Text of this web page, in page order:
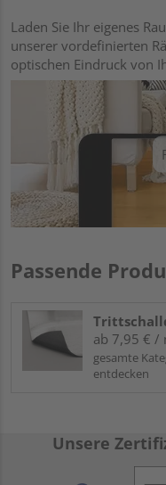
Laden Sie Ihr eigenes
unserer vordefinierten
optischen Eindruck von
Passende
ab 7,95 € /
gesamte
entdecken
Unsere